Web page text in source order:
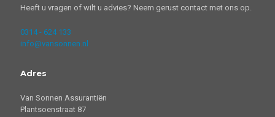
Heeft u vragen of wilt u advies? Neem gerust contact met ons op.
0314 - 624 133
info@vansonnen.nl
Adres
Van Sonnen Assurantiën
Plantsoenstraat 87